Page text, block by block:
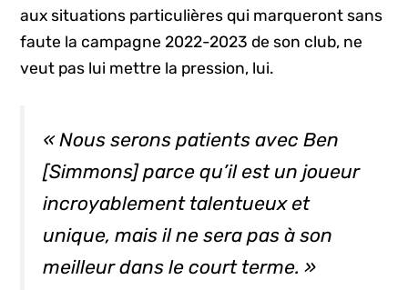
aux situations particulières qui marqueront sans
faute la campagne 2022-2023 de son club, ne
veut pas lui mettre la pression, lui.
« Nous serons patients avec Ben
[Simmons] parce qu’il est un joueur
incroyablement talentueux et
unique, mais il ne sera pas à son
meilleur dans le court terme. »